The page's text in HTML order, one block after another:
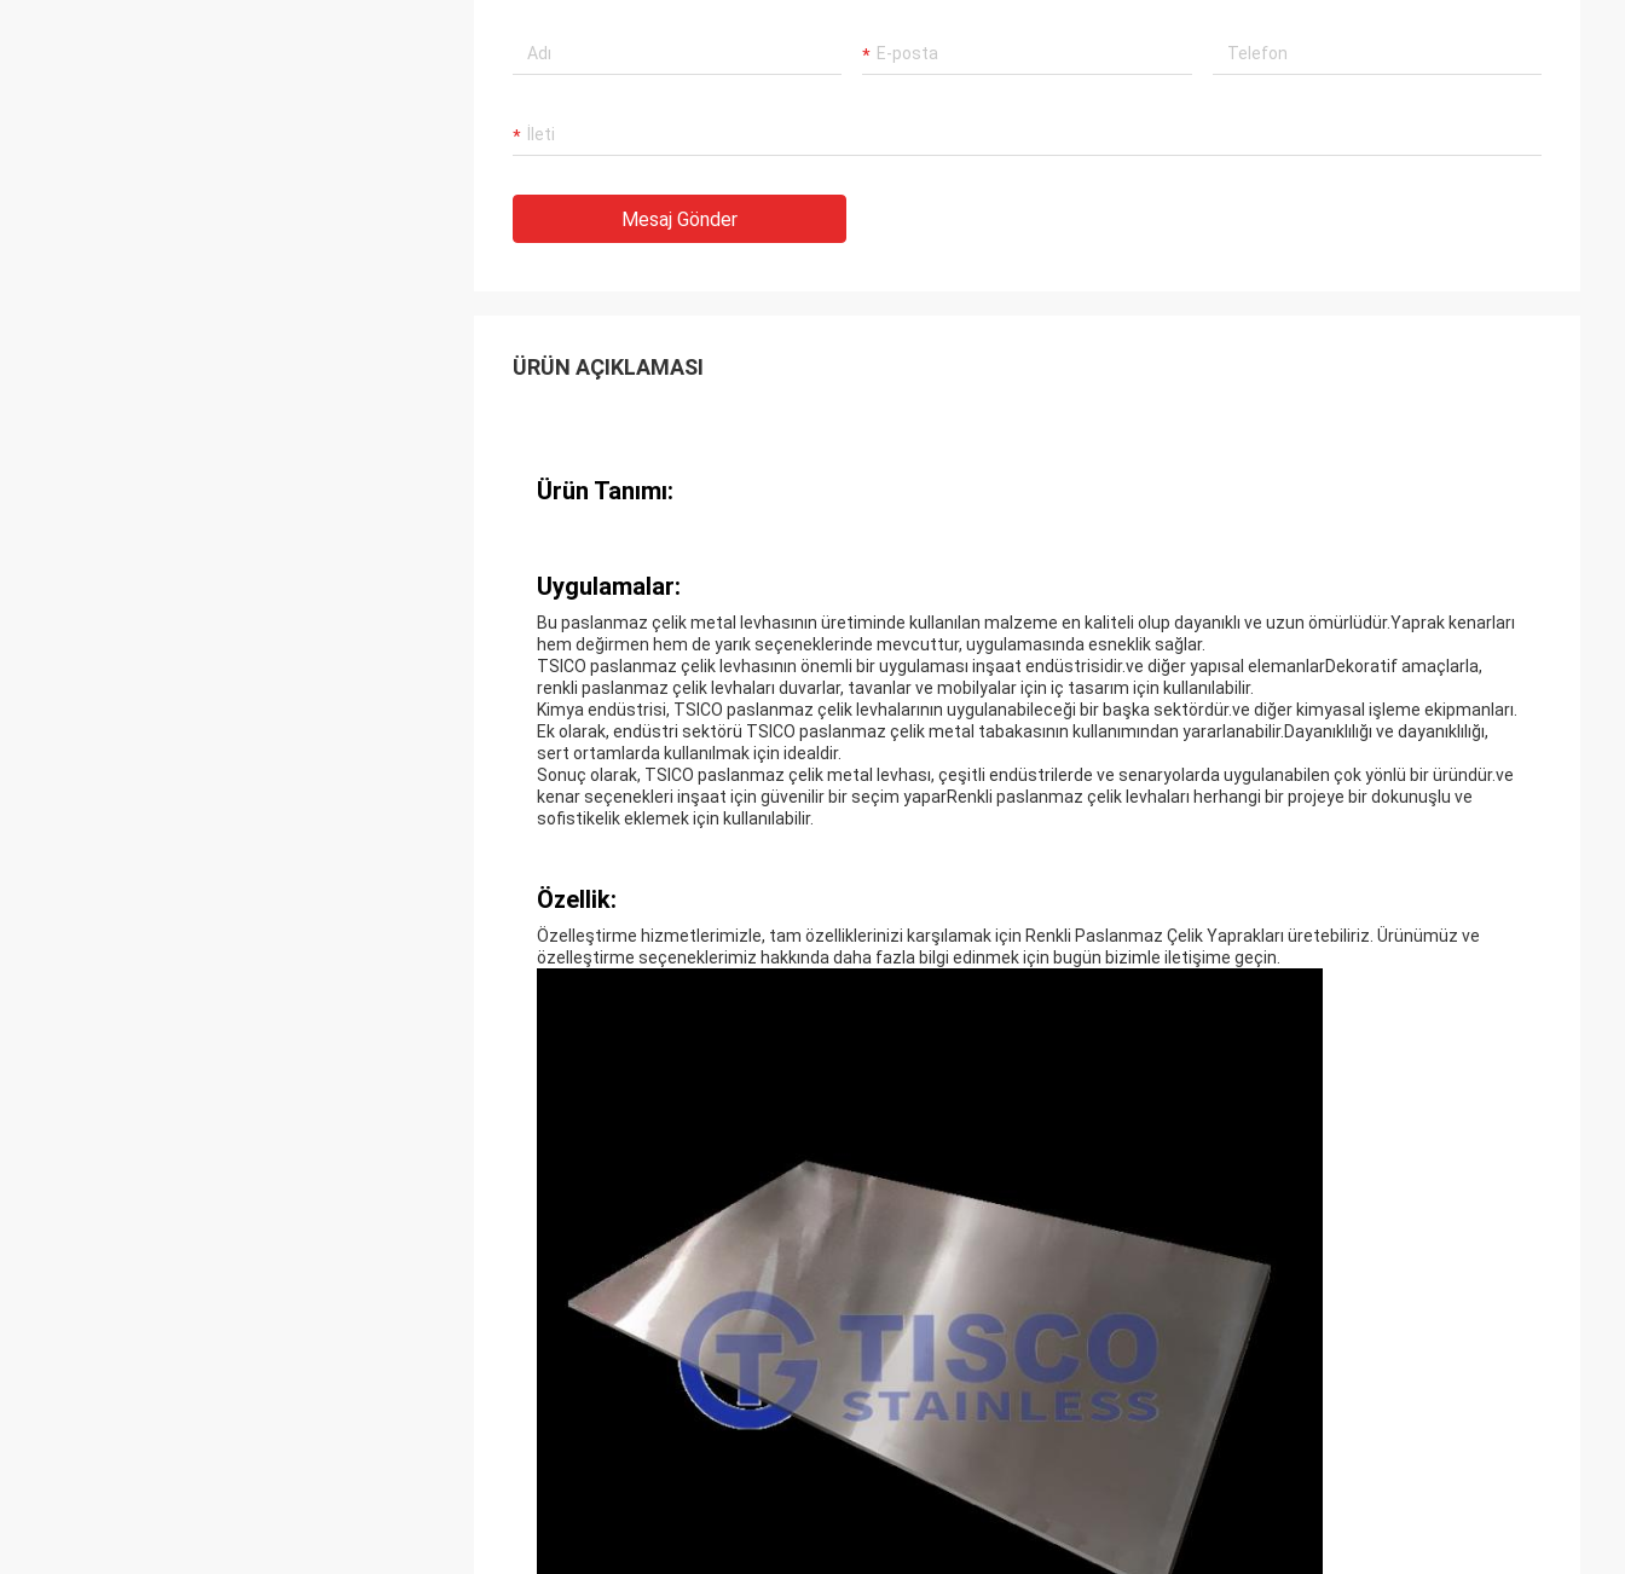
Mesaj Gönder
ÜRÜN AÇIKLAMASI
Ürün Tanımı:
Uygulamalar:
Bu paslanmaz çelik metal levhasının üretiminde kullanılan malzeme en kaliteli olup dayanıklı ve uzun ömürlüdür.Yaprak kenarları
hem değirmen hem de yarık seçeneklerinde mevcuttur, uygulamasında esneklik sağlar.
TSICO paslanmaz çelik levhasının önemli bir uygulaması inşaat endüstrisidir.ve diğer yapısal elemanlarDekoratif amaçlarla,
renkli paslanmaz çelik levhaları duvarlar, tavanlar ve mobilyalar için iç tasarım için kullanılabilir.
Kimya endüstrisi, TSICO paslanmaz çelik levhalarının uygulanabileceği bir başka sektördür.ve diğer kimyasal işleme ekipmanları.
Ek olarak, endüstri sektörü TSICO paslanmaz çelik metal tabakasının kullanımından yararlanabilir.Dayanıklılığı ve dayanıklılığı,
sert ortamlarda kullanılmak için idealdir.
Sonuç olarak, TSICO paslanmaz çelik metal levhası, çeşitli endüstrilerde ve senaryolarda uygulanabilen çok yönlü bir üründür.ve
kenar seçenekleri inşaat için güvenilir bir seçim yaparRenkli paslanmaz çelik levhaları herhangi bir projeye bir dokunuşlu ve
sofistikelik eklemek için kullanılabilir.
Özellik:
Özelleştirme hizmetlerimizle, tam özelliklerinizi karşılamak için Renkli Paslanmaz Çelik Yaprakları üretebiliriz. Ürünümüz ve
özelleştirme seçeneklerimiz hakkında daha fazla bilgi edinmek için bugün bizimle iletişime geçin.